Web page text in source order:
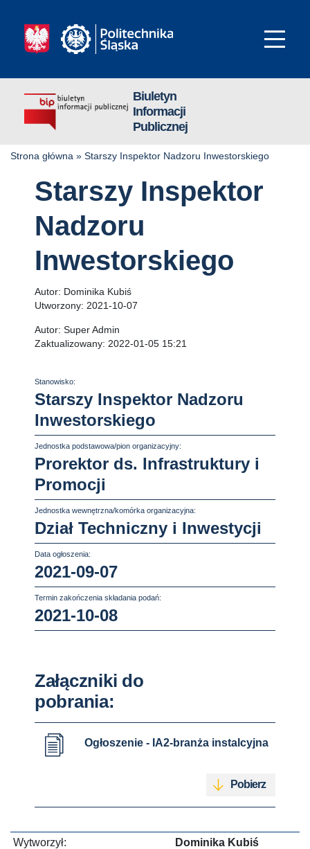
Biuletyn
Informacji
Publicznej
Strona główna » Starszy Inspektor Nadzoru Inwestorskiego
Starszy Inspektor
Nadzoru
Inwestorskiego
Autor: Dominika Kubiś
Utworzony: 2021-10-07
Autor: Super Admin
Zaktualizowany: 2022-01-05 15:21
Stanowisko:
Starszy Inspektor Nadzoru
Inwestorskiego
Jednostka podstawowa/pion organizacyjny:
Prorektor ds. Infrastruktury i
Promocji
Jednostka wewnętrzna/komórka organizacyjna:
Dział Techniczny i Inwestycji
Data ogłoszenia:
2021-09-07
Termin zakończenia składania podań:
2021-10-08
Załączniki do
pobrania:
Ogłoszenie - IA2-branża instalcyjna
Pobierz
Wytworzył:
Dominika Kubiś